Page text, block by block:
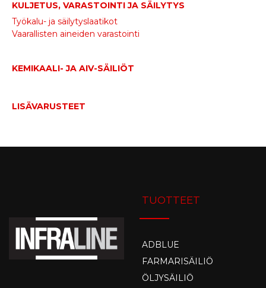
KULJETUS, VARASTOINTI JA SÄILYTYS
Työkalu- ja säilytyslaatikot
Vaarallisten aineiden varastointi
KEMIKAALI- JA AIV-SÄILIÖT
LISÄVARUSTEET
TUOTTEET
ADBLUE
FARMARISÄILIÖ
ÖLJYSÄILIÖ